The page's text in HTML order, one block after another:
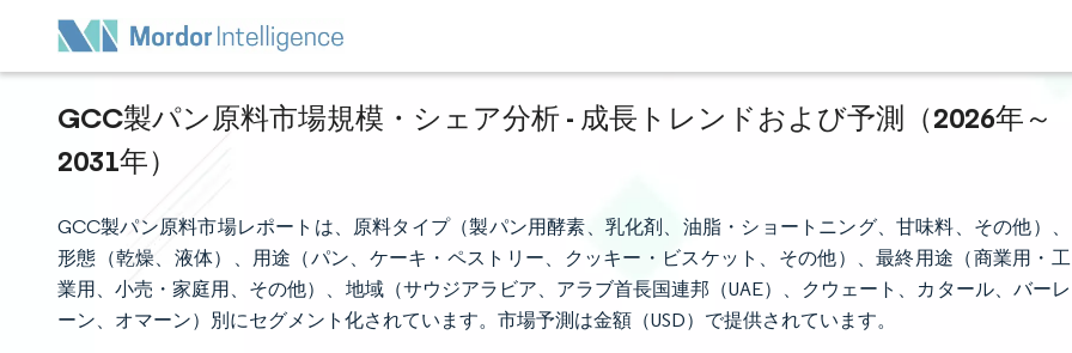
GCC製パン原料市場規模・シェア分析 - 成長トレンドおよび予測（2026年～
2031年）
GCC製パン原料市場レポートは、原料タイプ（製パン用酵素、乳化剤、油脂・ショートニング、甘味料、その他）、
形態（乾燥、液体）、用途（パン、ケーキ・ペストリー、クッキー・ビスケット、その他）、最終用途（商業用・工
業用、小売・家庭用、その他）、地域（サウジアラビア、アラブ首長国連邦（UAE）、クウェート、カタール、バーレ
ーン、オマーン）別にセグメント化されています。市場予測は金額（USD）で提供されています。